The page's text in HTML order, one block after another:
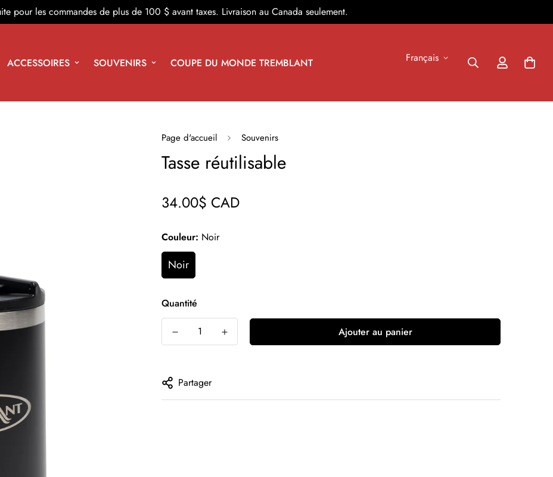
pour les commandes de plus de 100 $ avant taxes. Livraison au Canada seulement.
ACCESSOIRES SOUVENIRS COUPE DU MONDE TREMBLANT Français
Page d'accueil Souvenirs
Tasse réutilisable
Prix
34.00$ CAD
Couleur: Noir
Noir
Quantité
Ajouter au panier
Partager